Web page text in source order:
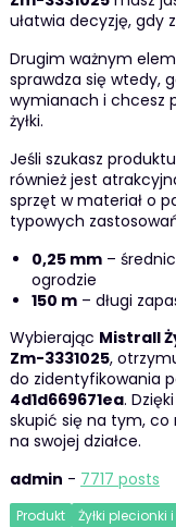
ułatwia decyzję, gdy
Drugim ważnym
sprawdza się wtedy,
wymianach i chcesz
żyłki.
Jeśli szukasz
również jest
sprzęt w materiał o
typowych
0,25 mm–
ogrodzie
150 m– długi
Wybierając Mistrall
Zm-3331025,
do zidentyfikowania
4d1d669671ea.
skupić się na tym, co
na swojej działce.
admin - 7717 posts
Produkt
Żyłki plecionki